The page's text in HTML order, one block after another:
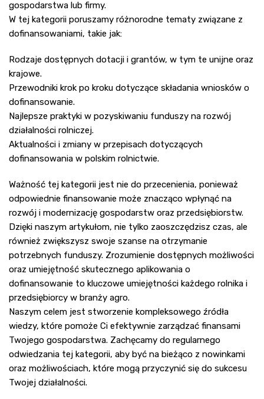
gospodarstwa lub firmy.
W tej kategorii poruszamy różnorodne tematy związane z
dofinansowaniami, takie jak:
Rodzaje dostępnych dotacji i grantów, w tym te unijne oraz
krajowe.
Przewodniki krok po kroku dotyczące składania wniosków o
dofinansowanie.
Najlepsze praktyki w pozyskiwaniu funduszy na rozwój
działalności rolniczej.
Aktualności i zmiany w przepisach dotyczących
dofinansowania w polskim rolnictwie.
Ważność tej kategorii jest nie do przecenienia, ponieważ
odpowiednie finansowanie może znacząco wpłynąć na
rozwój i modernizację gospodarstw oraz przedsiębiorstw.
Dzięki naszym artykułom, nie tylko zaoszczędzisz czas, ale
również zwiększysz swoje szanse na otrzymanie
potrzebnych funduszy. Zrozumienie dostępnych możliwości
oraz umiejętność skutecznego aplikowania o
dofinansowanie to kluczowe umiejętności każdego rolnika i
przedsiębiorcy w branży agro.
Naszym celem jest stworzenie kompleksowego źródła
wiedzy, które pomoże Ci efektywnie zarządzać finansami
Twojego gospodarstwa. Zachęcamy do regularnego
odwiedzania tej kategorii, aby być na bieżąco z nowinkami
oraz możliwościach, które mogą przyczynić się do sukcesu
Twojej działalności.